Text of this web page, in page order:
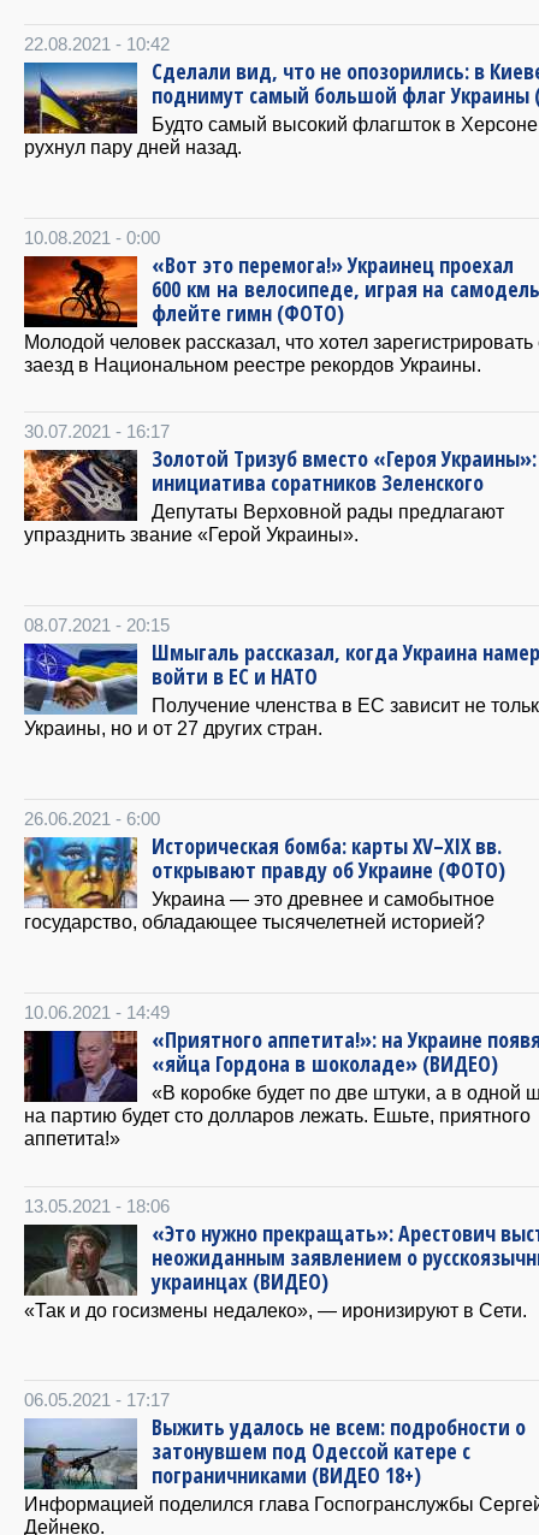
22.08.2021 - 10:42
Сделали вид, что не опозорились: в
поднимут самый большой флаг
Будто самый высокий флагшток в
рухнул пару дней назад.
10.08.2021 - 0:00
«Вот это перемога!» Украинец проехал
600 км на велосипеде, играя на
флейте гимн (ФОТО)
Молодой человек рассказал, что хотел зарегистрировать
заезд в Национальном реестре рекордов Украины.
30.07.2021 - 16:17
Золотой Тризуб вместо «Героя Украины»:
инициатива соратников Зеленского
Депутаты Верховной рады предлагают
упразднить звание «Герой Украины».
08.07.2021 - 20:15
Шмыгаль рассказал, когда Украина
войти в ЕС и НАТО
Получение членства в ЕС зависит не
Украины, но и от 27 других стран.
26.06.2021 - 6:00
Историческая бомба: карты XV–XIX вв.
открывают правду об Украине (ФОТО)
Украина — это древнее и самобытное
государство, обладающее тысячелетней историей?
10.06.2021 - 14:49
«Приятного аппетита!»: на Украине
«яйца Гордона в шоколаде» (ВИДЕО)
«В коробке будет по две штуки, а в одной
на партию будет сто долларов лежать. Ешьте, приятного
аппетита!»
13.05.2021 - 18:06
«Это нужно прекращать»: Арестович
неожиданным заявлением о
украинцах (ВИДЕО)
«Так и до госизмены недалеко», — иронизируют в Сети.
06.05.2021 - 17:17
Выжить удалось не всем: подробности о
затонувшем под Одессой катере с
пограничниками (ВИДЕО 18+)
Информацией поделился глава Госпогранслужбы
Дейнеко.